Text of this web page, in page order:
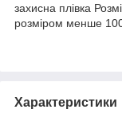
захисна плівка
розміром менше
Характеристики